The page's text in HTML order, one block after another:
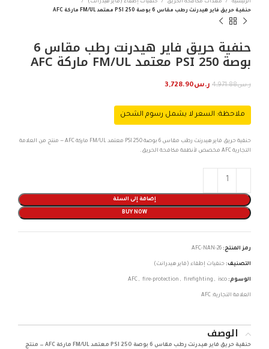
الرئيسية معدات مكافحة الحريق
حنفيات إطفاء (فاير هيدرانت)
حنفية حريق فاير هيدرنت رطب مقاس 6 بوصة 250 PSI معتمد FM/UL ماركة AFC
حنفية حريق فاير هيدرنت رطب مقاس 6
بوصة 250 PSI معتمد FM/UL ماركة AFC
ر.س4,971.88 ر.س3,728.90
ملاحظة: السعر لا يشمل رسوم الشحن
حنفية حريق فاير هيدرنت رطب مقاس 6 بوصة 250 PSI معتمد FM/UL ماركة AFC — منتج من العلامة
التجارية AFC مخصص لأنظمة مكافحة الحريق.
إضافة إلى السلة
BUY NOW
رمز المنتج: AFC-NAN-26
التصنيف: حنفيات إطفاء (فاير هيدرانت)
الوسوم: AFC , fire-protection , firefighting , isco
العلامة التجارية: AFC
الوصف
حنفية حريق فاير هيدرنت رطب مقاس 6 بوصة 250 PSI معتمد FM/UL ماركة AFC — منتج